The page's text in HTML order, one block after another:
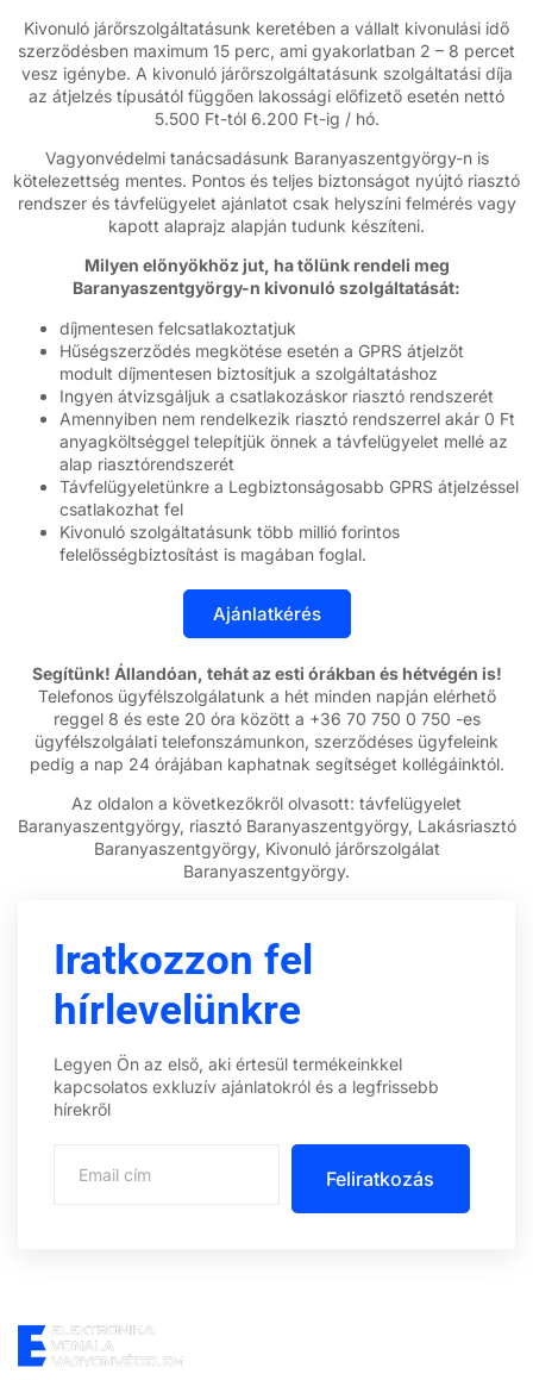
Kivonuló járőrszolgáltatásunk keretében a vállalt kivonulási idő
szerződésben maximum 15 perc, ami gyakorlatban 2 – 8 percet
vesz igénybe. A kivonuló járőrszolgáltatásunk szolgáltatási díja
az átjelzés típusától függően lakossági előfizető esetén nettó
5.500 Ft-tól 6.200 Ft-ig / hó.
Vagyonvédelmi tanácsadásunk Baranyaszentgyörgy-n is
kötelezettség mentes. Pontos és teljes biztonságot nyújtó riasztó
rendszer és távfelügyelet ajánlatot csak helyszíni felmérés vagy
kapott alaprajz alapján tudunk készíteni.
Milyen előnyökhöz jut, ha tőlünk rendeli meg
Baranyaszentgyörgy-n kivonuló szolgáltatását:
díjmentesen felcsatlakoztatjuk
Hűségszerződés megkötése esetén a GPRS átjelzőt
modult díjmentesen biztosítjuk a szolgáltatáshoz
Ingyen átvizsgáljuk a csatlakozáskor riasztó rendszerét
Amennyiben nem rendelkezik riasztó rendszerrel akár 0 Ft
anyagköltséggel telepítjük önnek a távfelügyelet mellé az
alap riasztórendszerét
Távfelügyeletünkre a Legbiztonságosabb GPRS átjelzéssel
csatlakozhat fel
Kivonuló szolgáltatásunk több millió forintos
felelősségbiztosítást is magában foglal.
Segítünk! Állandóan, tehát az esti órákban és hétvégén is!
Telefonos ügyfélszolgálatunk a hét minden napján elérhető
reggel 8 és este 20 óra között a +36 70 750 0 750 -es
ügyfélszolgálati telefonszámunkon, szerződéses ügyfeleink
pedig a nap 24 órájában kaphatnak segítséget kollégáinktól.
Az oldalon a következőkről olvasott: távfelügyelet
Baranyaszentgyörgy, riasztó Baranyaszentgyörgy, Lakásriasztó
Baranyaszentgyörgy, Kivonuló járőrszolgálat
Baranyaszentgyörgy.
Iratkozzon fel
hírlevelünkre
Legyen Ön az első, aki értesül termékeinkkel
kapcsolatos exkluzív ajánlatokról és a legfrissebb
hírekről
Feliratkozás